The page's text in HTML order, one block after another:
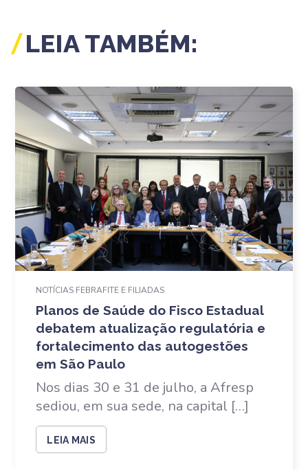
LEIA TAMBÉM:
NOTÍCIAS FEBRAFITE E FILIADAS
Planos de Saúde do Fisco Estadual
debatem atualização regulatória e
fortalecimento das autogestões
em São Paulo
Nos dias 30 e 31 de julho, a Afresp
sediou, em sua sede, na capital […]
LEIA MAIS